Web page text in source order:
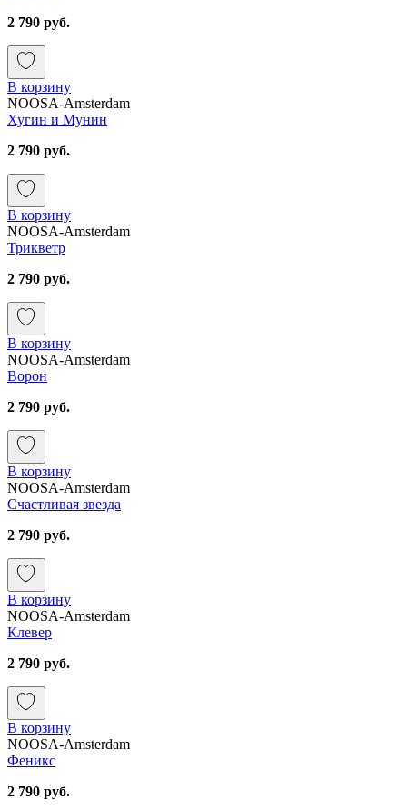
2 790 руб.
В корзину
NOOSA-Amsterdam
Хугин и Мунин
2 790 руб.
В корзину
NOOSA-Amsterdam
Трикветр
2 790 руб.
В корзину
NOOSA-Amsterdam
Ворон
2 790 руб.
В корзину
NOOSA-Amsterdam
Счастливая звезда
2 790 руб.
В корзину
NOOSA-Amsterdam
Клевер
2 790 руб.
В корзину
NOOSA-Amsterdam
Феникс
2 790 руб.